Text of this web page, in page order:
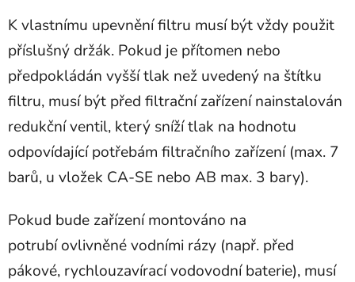
K vlastnímu upevnění filtru musí být vždy použit
příslušný držák. Pokud je přítomen nebo
předpokládán vyšší tlak než uvedený na štítku
filtru, musí být před filtrační zařízení nainstalován
redukční ventil, který sníží tlak na hodnotu
odpovídající potřebám filtračního zařízení (max. 7
barů, u vložek CA-SE nebo AB max. 3 bary).
Pokud bude zařízení montováno na
potrubí ovlivněné vodními rázy (např. před
pákové, rychlouzavírací vodovodní baterie), musí